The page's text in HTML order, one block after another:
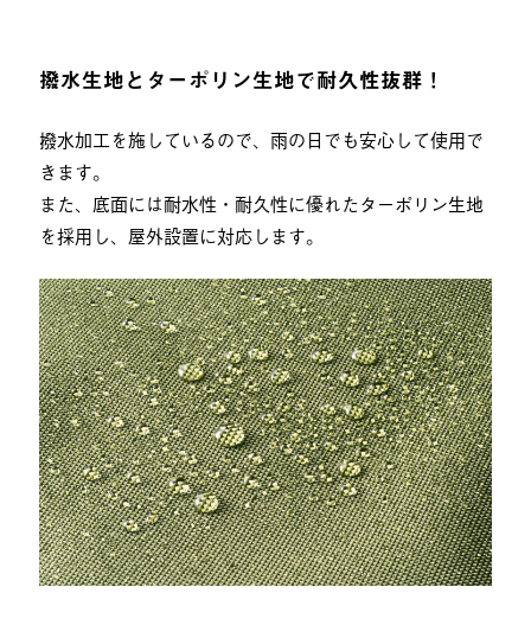
撥水生地とターポリン生地で耐久性抜群！
撥水加工を施しているので、雨の日でも安心して使用で
きます。
また、底面には耐水性・耐久性に優れたターポリン生地
を採用し、屋外設置に対応します。